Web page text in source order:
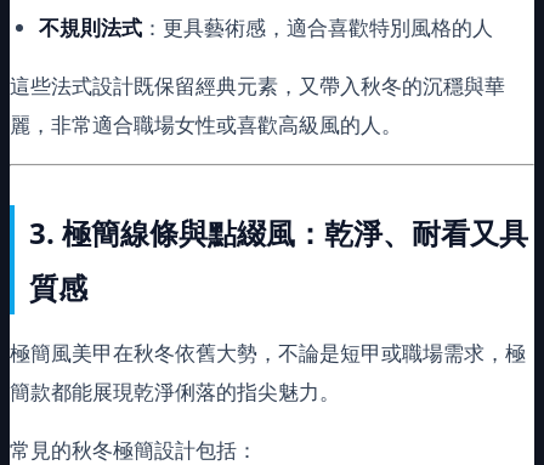
不規則法式 ：更具藝術感，適合喜歡特別風格的人
這些法式設計既保留經典元素，又帶入秋冬的沉穩與華
麗，非常適合職場女性或喜歡高級風的人。
3. 極簡線條與點綴風：乾淨、耐看又具
質感
極簡風美甲在秋冬依舊大勢，不論是短甲或職場需求，極
簡款都能展現乾淨俐落的指尖魅力。
常見的秋冬極簡設計包括：